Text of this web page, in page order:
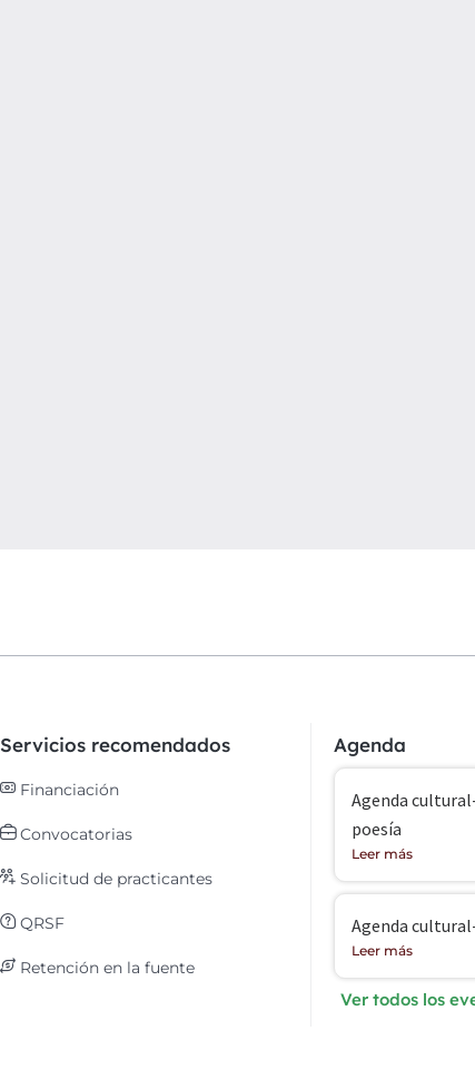
Servicios recomendados
Financiación
Convocatorias
Solicitud de practicantes
QRSF
Retención en la fuente
Agenda
Agenda
poesía
Leer más
Agenda
Leer más
Ver todos los